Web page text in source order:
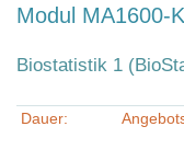
Modul MA1600-
Biostatistik 1
Dauer: